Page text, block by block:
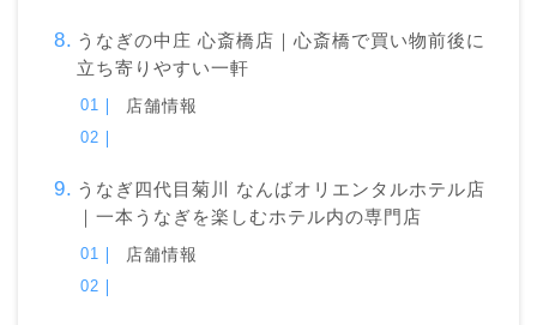
うなぎの中庄 心斎橋店｜心斎橋で買い物前後に
立ち寄りやすい一軒
店舗情報
うなぎ四代目菊川 なんばオリエンタルホテル店
｜一本うなぎを楽しむホテル内の専門店
店舗情報